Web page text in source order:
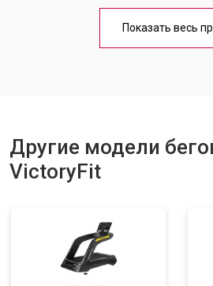
Замена блока питания
Показать весь
Другие модели
VictoryFit